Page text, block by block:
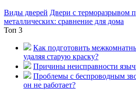
Виды дверей Двери с терморазрывом
металлических: сравнение для дома
Топ 3
Как подготовить
удаляя старую краску?
Причины неисправности
Проблемы с беспроводным
он не работает?